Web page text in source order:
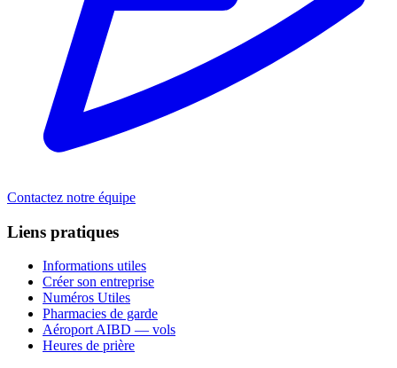
Contactez notre équipe
Liens pratiques
Informations utiles
Créer son entreprise
Numéros Utiles
Pharmacies de garde
Aéroport AIBD — vols
Heures de prière